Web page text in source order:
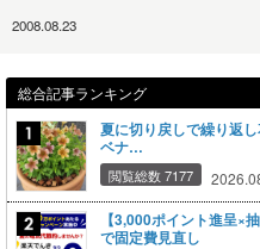
2008.08.23
総合記事ランキング
夏に切り戻しで繰り返
ベナ…
閲覧総数 7177
【3,000ポイント進呈×
で固定費見直し